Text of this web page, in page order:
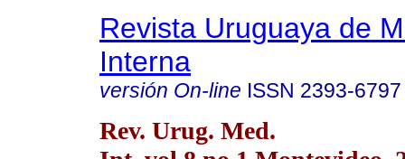
Revista Uruguaya de
Interna
versión On-line ISSN 2393-6797
Rev. Urug. Med.